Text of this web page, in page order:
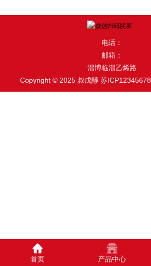
电话：
邮箱：
淄博临淄乙烯路
Copyright © 2025 叔戊醇 苏ICP12345678
首页 产品中心